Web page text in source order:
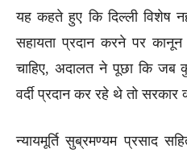
यह कहते हुए कि दिल्ली विशेष
सहायता प्रदान करने पर
चाहिए, अदालत ने पूछा कि जब
वर्दी प्रदान कर रहे थे तो
न्यायमूर्ति सुब्रमण्यम प्रसाद